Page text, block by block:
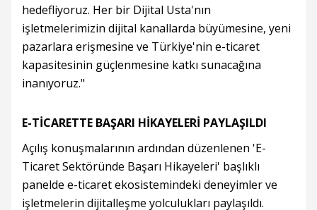
hedefliyoruz. Her bir Dijital Usta'nın
işletmelerimizin dijital kanallarda büyümesine, yeni
pazarlara erişmesine ve Türkiye'nin e-ticaret
kapasitesinin güçlenmesine katkı sunacağına
inanıyoruz."
E-TİCARETTE BAŞARI HİKAYELERİ PAYLAŞILDI
Açılış konuşmalarının ardından düzenlenen 'E-
Ticaret Sektöründe Başarı Hikayeleri' başlıklı
panelde e-ticaret ekosistemindeki deneyimler ve
işletmelerin dijitalleşme yolculukları paylaşıldı.